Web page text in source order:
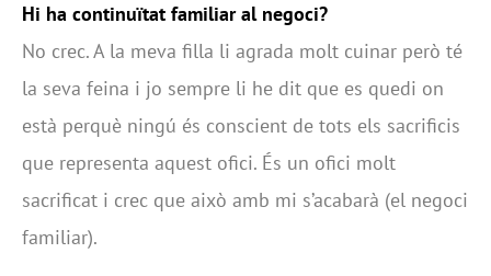
Hi ha continuïtat familiar al negoci?
No crec. A la meva filla li agrada molt cuinar però té
la seva feina i jo sempre li he dit que es quedi on
està perquè ningú és conscient de tots els sacrificis
que representa aquest ofici. És un ofici molt
sacrificat i crec que això amb mi s’acabarà (el negoci
familiar).